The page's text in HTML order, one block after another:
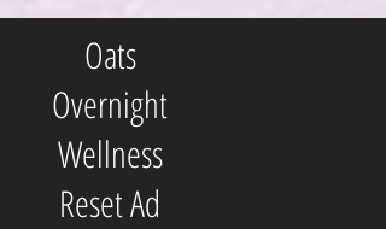
Oats
Overnight
Wellness
Reset Ad